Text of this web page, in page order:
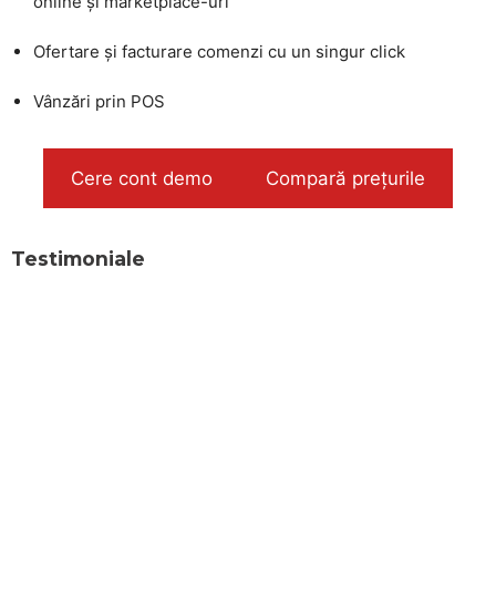
Ofertare și facturare comenzi cu un singur click
Vânzări prin POS
Cere cont demo Compară prețurile
Testimoniale